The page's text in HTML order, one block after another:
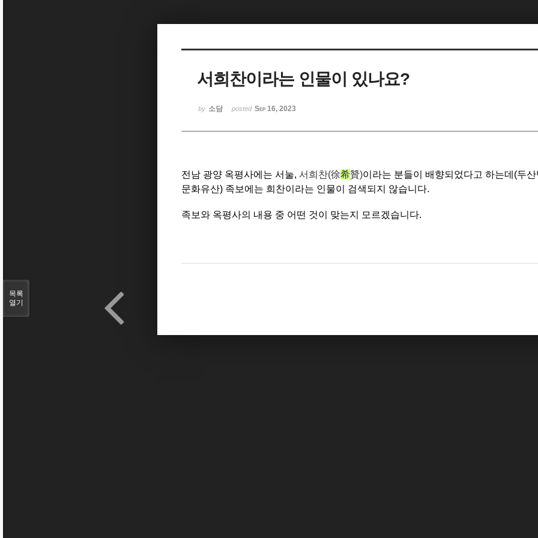
서희찬이라는 인물이 있나요?
by 소담 posted Sep 16, 2023
전남 광양 옥평사에는 서눌, 서희찬(徐希贊)이라는 분들이 배향되었다고 하는데(두
문화유산) 족보에는 희찬이라는 인물이 검색되지 않습니다.
족보와 옥평사의 내용 중 어떤 것이 맞는지 모르겠습니다.
목록
열기
Sketchbook5, 스케치북5
Sketchbook5, 스케치북5